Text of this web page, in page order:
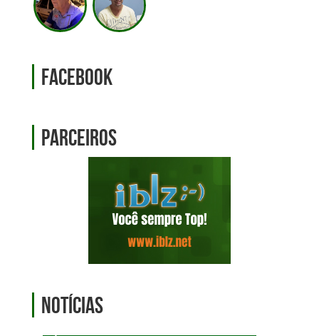
Facebook
Parceiros
Notícias